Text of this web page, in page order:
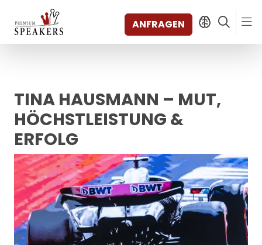
ANFRAGEN
SPEAKERS
THEMEN
ENTDECKEN
SHORTS
VIDEOS
BÜCHER
KATEGORIEN
MAGAZIN
BACKSTAGE
AGENTUR
TINA HAUSMANN – MUT,
HÖCHSTLEISTUNG &
ERFOLG